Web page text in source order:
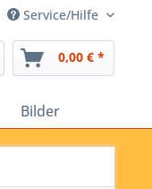
Service/Hilfe
0,00 € *
Bilder